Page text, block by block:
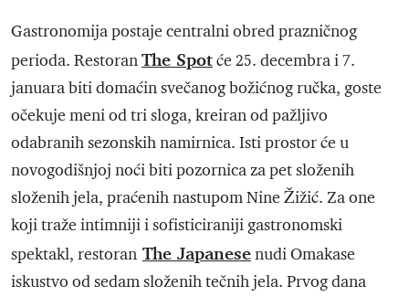
Gastronomija postaje centralni obred prazničnog
perioda. RestoranThe Spotće 25. decembra i 7.
januara biti domaćin svečanog božićnog ručka, goste
očekuje meni od tri sloga, kreiran od pažljivo
odabranih sezonskih namirnica. Isti prostor će u
novogodišnjoj noći biti pozornica za pet složenih
složenih jela, praćenih nastupom Nine Žižić. Za one
koji traže intimniji i sofisticiraniji gastronomski
spektakl, restoran The Japanesenudi Omakase
iskustvo od sedam složenih tečnih jela. Prvog dana